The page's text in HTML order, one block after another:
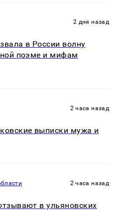
2 дня назад
в России волну
поэме и мифам
2 часа назад
выписки мужа и
2 часа назад
в ульяновских